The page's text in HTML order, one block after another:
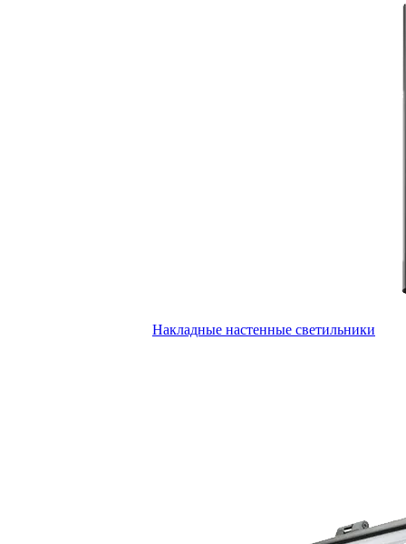
Накладные настенные светильники